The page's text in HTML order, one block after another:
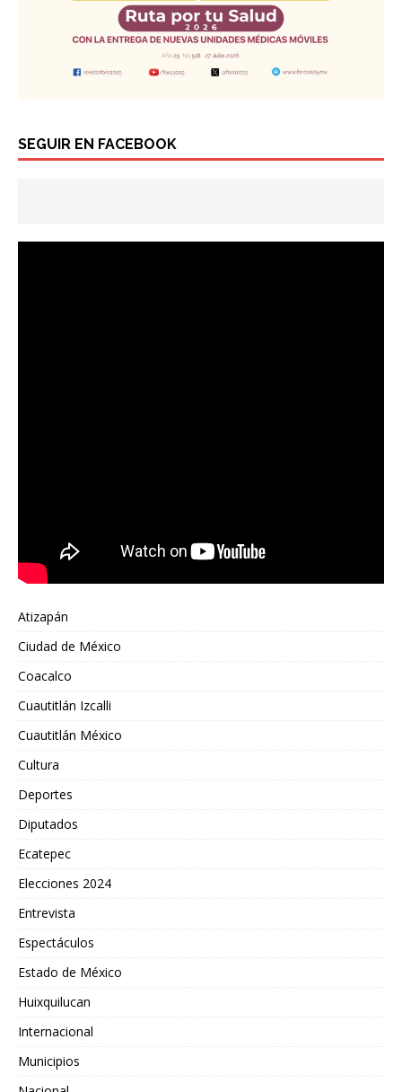
SEGUIR EN FACEBOOK
Atizapán
Ciudad de México
Coacalco
Cuautitlán Izcalli
Cuautitlán México
Cultura
Deportes
Diputados
Ecatepec
Elecciones 2024
Entrevista
Espectáculos
Estado de México
Huixquilucan
Internacional
Municipios